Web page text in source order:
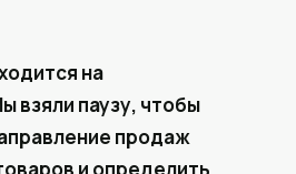
на
взяли паузу, чтобы
продаж